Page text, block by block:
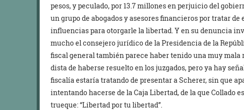
pesos, y peculado, por 13.7 millones en perjuicio del
un grupo de abogados y asesores financieros por tratar
influencias para otorgarle la libertad. Y en su denuncia
mucho el consejero jurídico de la Presidencia de la
fiscal general también parece haber tenido una muy
dista de haberse resuelto en los juzgados, pero ya hay
fiscalía estaría tratando de presentar a Scherer, sin que
intentando hacerse de la Caja Libertad, de la que Collado
trueque: “Libertad por tu libertad”.